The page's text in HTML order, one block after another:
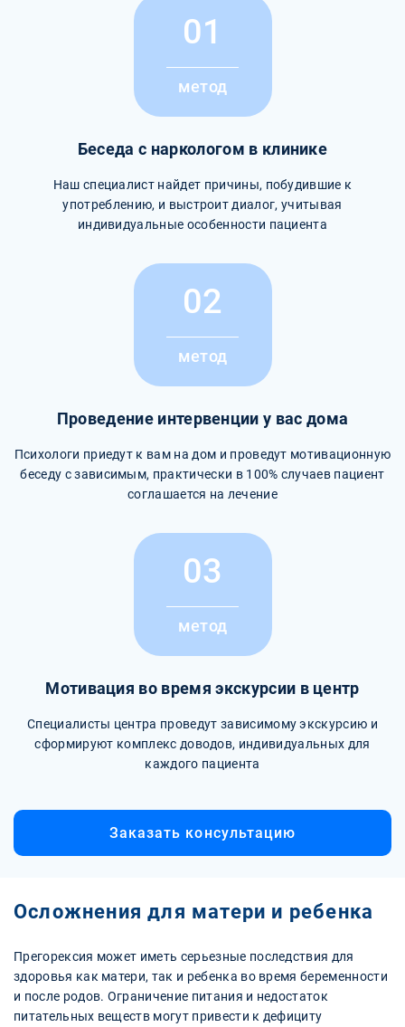
01
метод
Беседа с наркологом в клинике
Наш специалист найдет причины, побудившие к
употреблению, и выстроит диалог, учитывая
индивидуальные особенности пациента
02
метод
Проведение интервенции у вас дома
Психологи приедут к вам на дом и проведут мотивационную
беседу с зависимым, практически в 100% случаев пациент
соглашается на лечение
03
метод
Мотивация во время экскурсии в центр
Специалисты центра проведут зависимому экскурсию и
сформируют комплекс доводов, индивидуальных для
каждого пациента
Заказать консультацию
Осложнения для матери и ребенка
Прегорексия может иметь серьезные последствия для
здоровья как матери, так и ребенка во время беременности
и после родов. Ограничение питания и недостаток
питательных веществ могут привести к дефициту